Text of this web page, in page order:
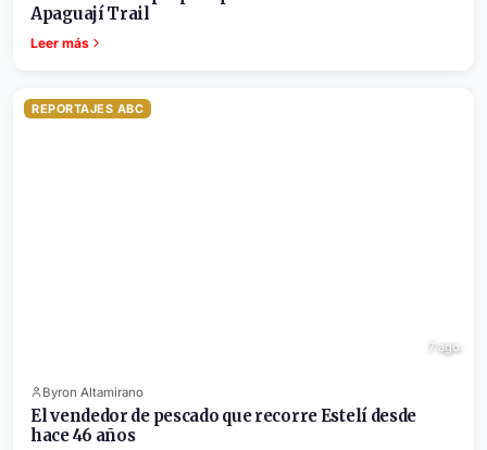
Apaguají Trail
Leer más
REPORTAJES ABC
7 ago.
Byron Altamirano
El vendedor de pescado que recorre Estelí desde
hace 46 años